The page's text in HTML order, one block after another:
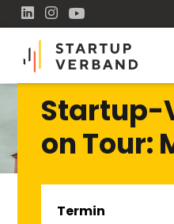
Startup-
on Tour:
Termin